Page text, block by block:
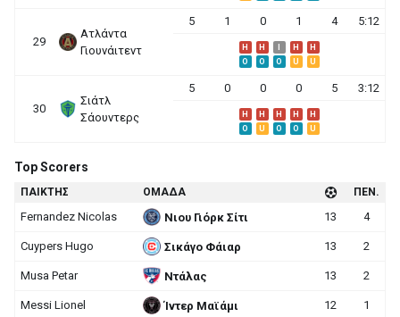
29
Ατλάντα
Γιουνάιτεντ
5 1 0 1 4 5:12
H H H
H
O
O O U U
30
Σιάτλ
Σάουντερς
5 0 0 0 5 3:12
H H H H
H
O
U O O U
Top Scorers
ΠΑΙΚΤΗΣ ΟΜΑΔΑ ΠΕΝ.
Fernandez Nicolas Νιου Γιόρκ Σίτι 13 4
Cuypers Hugo Σικάγο Φάιαρ 13 2
Musa Petar Ντάλας 13 2
Messi Lionel Ίντερ Μαϊάμι 12 1